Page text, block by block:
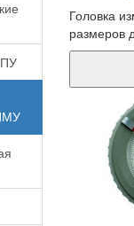
Головка
размеров